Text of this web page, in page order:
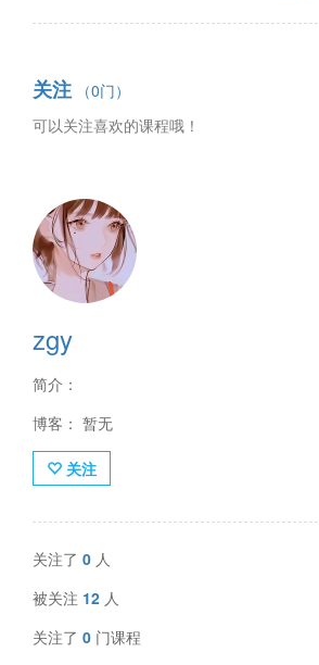
关注 （0门）
可以关注喜欢的课程哦！
zgy
简介：
博客： 暂无
关注
关注了 0 人
被关注 12 人
关注了 0 门课程